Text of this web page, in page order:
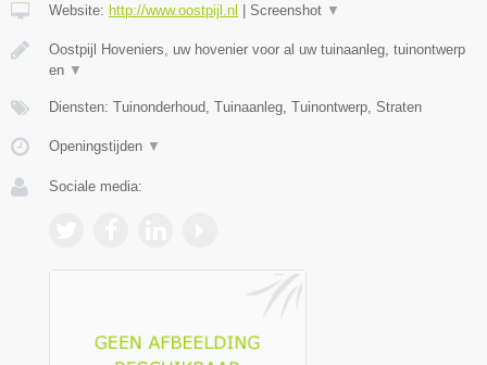
Website: http://www.oostpijl.nl Screenshot ▼
Oostpijl Hoveniers, uw hovenier voor al uw tuinaanleg, tuinontwerp
en ▼
Diensten: Tuinonderhoud, Tuinaanleg, Tuinontwerp, Straten
Openingstijden ▼
Sociale media: